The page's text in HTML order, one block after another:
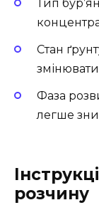
Тип
Стан
Фаза
легше
розчину